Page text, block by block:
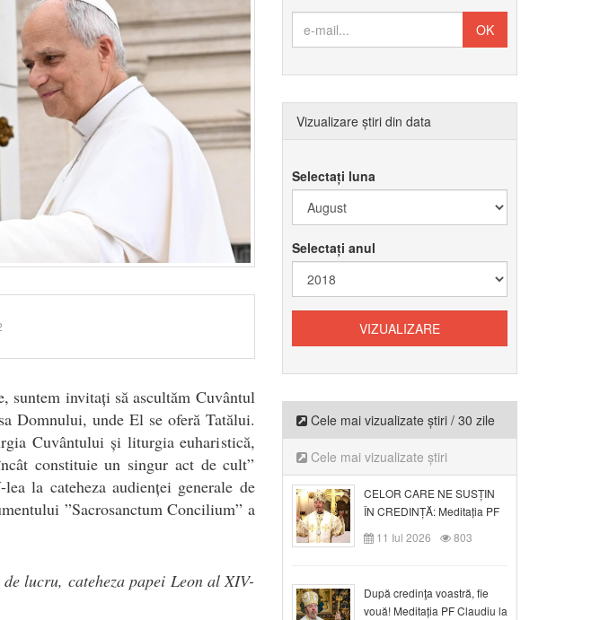
suntem invitați să ascultăm Cuvântul
Domnului, unde El se oferă Tatălui.
Cuvântului și liturgia euharistică,
constituie un singur act de cult”
la cateheza audienței generale de
”Sacrosanctum Concilium” a
lucru, cateheza papei Leon al XIV-
Vizualizare știri din data
Selectați luna
Selectați anul
Cele mai vizualizate știri / 30 zile
Cele mai vizualizate știri
CELOR CARE NE SUSȚIN
ÎN CREDINȚĂ: Meditația PF
Claudiu la Duminica a VI-a
după Rusalii
11 Iul 2026 803
După credinţa voastră, fie
vouă! Meditația PF Claudiu la